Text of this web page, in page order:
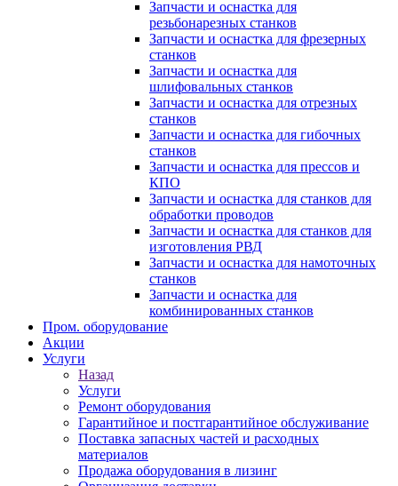
Запчасти и оснастка для
резьбонарезных станков
Запчасти и оснастка для фрезерных
станков
Запчасти и оснастка для
шлифовальных станков
Запчасти и оснастка для отрезных
станков
Запчасти и оснастка для гибочных
станков
Запчасти и оснастка для прессов и
КПО
Запчасти и оснастка для станков для
обработки проводов
Запчасти и оснастка для станков для
изготовления РВД
Запчасти и оснастка для намоточных
станков
Запчасти и оснастка для
комбинированных станков
Пром. оборудование
Акции
Услуги
Назад
Услуги
Ремонт оборудования
Гарантийное и постгарантийное обслуживание
Поставка запасных частей и расходных
материалов
Продажа оборудования в лизинг